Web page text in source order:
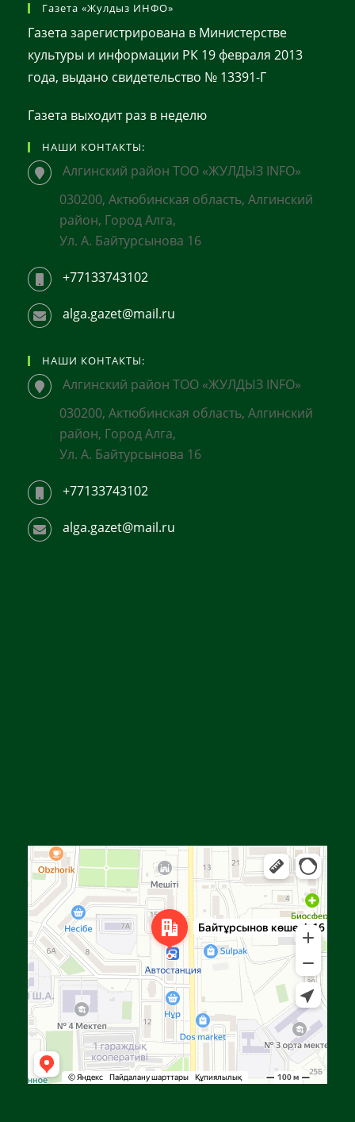
Газета «Жулдыз ИНФО»
Газета зарегистрирована в Министерстве
культуры и информации РК 19 февраля 2013
года, выдано свидетельство № 13391-Г
Газета выходит раз в неделю
НАШИ КОНТАКТЫ:
Алгинский район ТОО «ЖУЛДЫЗ INFO»
030200, Актюбинская область, Алгинский
район, Город Алга,
Ул. А. Байтурсынова 16
+77133743102
alga.gazet@mail.ru
НАШИ КОНТАКТЫ:
Алгинский район ТОО «ЖУЛДЫЗ INFO»
030200, Актюбинская область, Алгинский
район, Город Алга,
Ул. А. Байтурсынова 16
+77133743102
alga.gazet@mail.ru
Улица Байтурсынова, 16 — Яндекс Карты